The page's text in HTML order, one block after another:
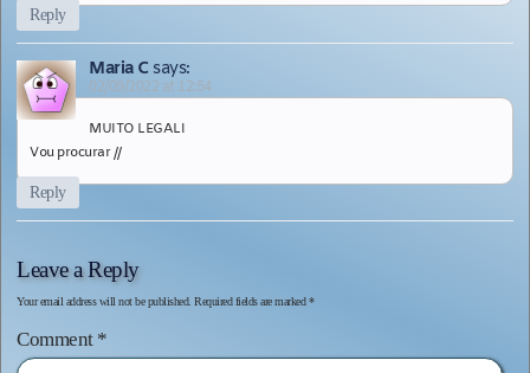
Reply
Maria C says:
02/09/2022 at 12:54
MUITO LEGAL!
Vou procurar //
Reply
Leave a Reply
Your email address will not be published. Required fields are marked*
Comment *